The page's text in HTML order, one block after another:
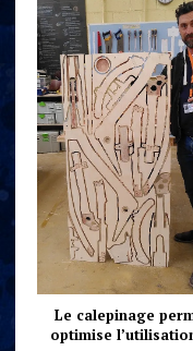
Le calepinage
optimise